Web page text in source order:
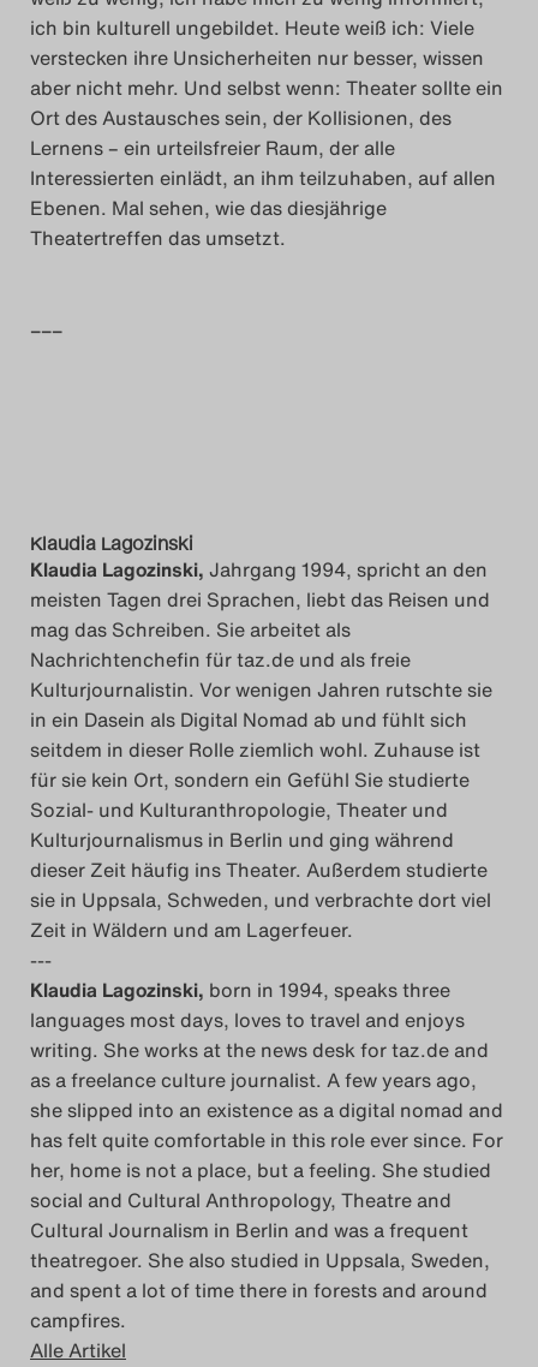
Search
ich bin kulturell ungebildet. Heute weiß ich: Viele
verstecken ihre Unsicherheiten nur besser, wissen
aber nicht mehr. Und selbst wenn: Theater sollte ein
Ort des Austausches sein, der Kollisionen, des
Lernens – ein urteilsfreier Raum, der alle
Interessierten einlädt, an ihm teilzuhaben, auf allen
Ebenen. Mal sehen, wie das diesjährige
Theatertreffen das umsetzt.
–––
Klaudia Lagozinski
Klaudia Lagozinski, Jahrgang 1994, spricht an den
meisten Tagen drei Sprachen, liebt das Reisen und
mag das Schreiben. Sie arbeitet als
Nachrichtenchefin für taz.de und als freie
Kulturjournalistin. Vor wenigen Jahren rutschte sie
in ein Dasein als Digital Nomad ab und fühlt sich
seitdem in dieser Rolle ziemlich wohl. Zuhause ist
für sie kein Ort, sondern ein Gefühl Sie studierte
Sozial- und Kulturanthropologie, Theater und
Kulturjournalismus in Berlin und ging während
dieser Zeit häufig ins Theater. Außerdem studierte
sie in Uppsala, Schweden, und verbrachte dort viel
Zeit in Wäldern und am Lagerfeuer.
---
Klaudia Lagozinski, born in 1994, speaks three
languages most days, loves to travel and enjoys
writing. She works at the news desk for taz.de and
as a freelance culture journalist. A few years ago,
she slipped into an existence as a digital nomad and
has felt quite comfortable in this role ever since. For
her, home is not a place, but a feeling. She studied
social and Cultural Anthropology, Theatre and
Cultural Journalism in Berlin and was a frequent
theatregoer. She also studied in Uppsala, Sweden,
and spent a lot of time there in forests and around
campfires.
Alle Artikel